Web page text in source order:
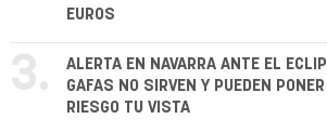
EUROS
3.
ALERTA EN NAVARRA ANTE EL
GAFAS NO SIRVEN Y PUEDEN
RIESGO TU VISTA